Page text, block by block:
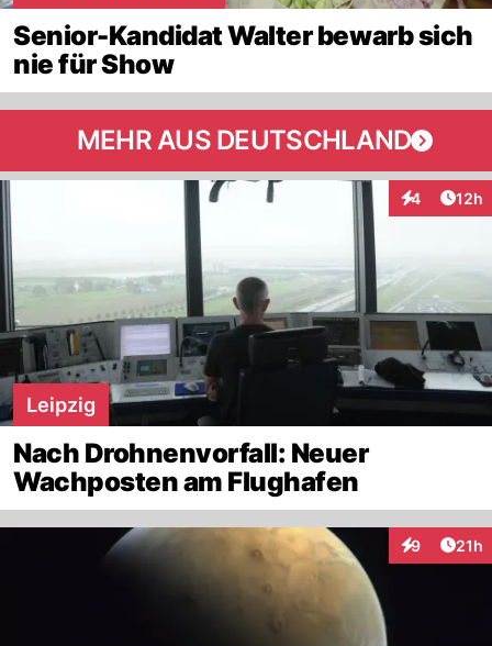
Senior-Kandidat Walter bewarb sich
nie für Show
MEHR AUS DEUTSCHLAND
4
Interaktionen
12h
Leipzig
Nach Drohnenvorfall: Neuer
Wachposten am Flughafen
9
Interaktionen
21h